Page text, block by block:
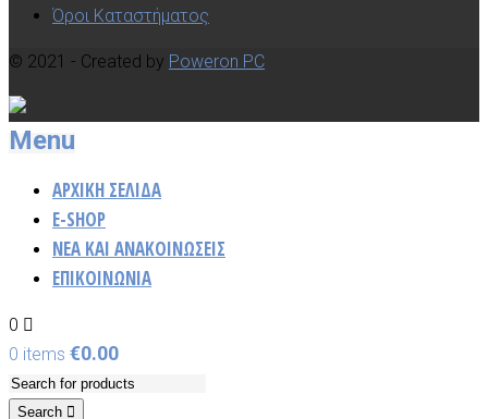
Όροι Καταστήματος
© 2021 - Created by Poweron PC
Menu
ΑΡΧΙΚΗ ΣΕΛΙΔΑ
E-SHOP
ΝΈΑ ΚΑΙ ΑΝΑΚΟΙΝΏΣΕΙΣ
ΕΠΙΚΟΙΝΩΝΙΑ
0
0 items €0.00
Search